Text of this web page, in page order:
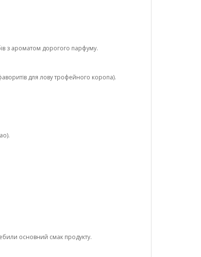
з ароматом дорогого парфуму.
для лову трофейного коропа).
основний смак продукту.